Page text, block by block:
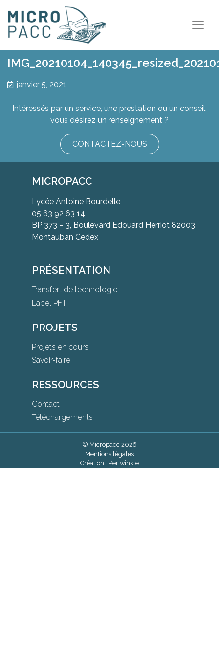
janvier 5, 2021
Intéressés par un service, une prestation ou un conseil,
vous désirez un renseignement ?
CONTACTEZ-NOUS
MICROPACC
Lycée Antoine Bourdelle
05 63 92 63 14
BP 373 – 3, Boulevard Edouard Herriot 82003
Montauban Cedex
PRÉSENTATION
Transfert de technologie
Label PFT
PROJETS
Projets en cours
Savoir-faire
RESSOURCES
Contact
Téléchargements
© Micropacc 2026
Mentions légales
Création : Periwinkle